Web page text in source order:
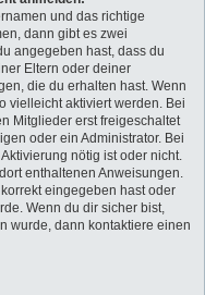
und das richtige
dann gibt es zwei
angegeben hast, dass du
Eltern oder deiner
die du erhalten hast. Wenn
vielleicht aktiviert werden. Bei
Mitglieder erst freigeschaltet
oder ein Administrator. Bei
nötig ist oder nicht.
enthaltenen Anweisungen.
eingegeben hast oder
Wenn du dir sicher bist,
wurde, dann kontaktiere einen